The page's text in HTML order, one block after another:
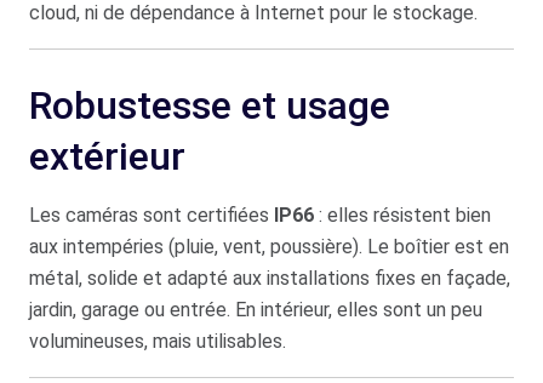
cloud, ni de dépendance à Internet pour le stockage.
Robustesse et usage
extérieur
Les caméras sont certifiées IP66 : elles résistent bien
aux intempéries (pluie, vent, poussière). Le boîtier est en
métal, solide et adapté aux installations fixes en façade,
jardin, garage ou entrée. En intérieur, elles sont un peu
volumineuses, mais utilisables.